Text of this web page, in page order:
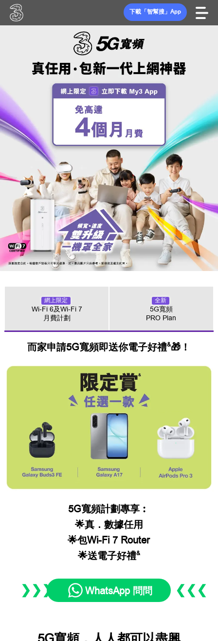
下載「智幫搜」App
網上限定
Wi-Fi 6及Wi-Fi 7
月費計劃
全新
5G寬頻
PRO Plan
而家申請5G寬頻即送你電子好禮&🎁！
5G寬頻計劃專享︰
🌟真．數據任用
🌟包Wi-Fi 7 Router
🌟送電子好禮&
❯❯❯ WhatsApp 問問 ❮❮❮